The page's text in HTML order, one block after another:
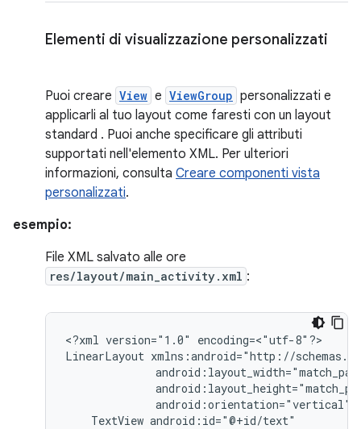
Elementi di visualizzazione personalizzati
Puoi creare View e ViewGroup personalizzati e
applicarli al tuo layout come faresti con un layout
standard . Puoi anche specificare gli attributi
supportati nell'elemento XML. Per ulteriori
informazioni, consulta Creare componenti vista
personalizzati.
esempio:
File XML salvato alle ore
res/layout/main_activity.xml :
<?xml version="1.0"
encoding=<"utf-8"?>
LinearLayout
android:orientation="vertical"
TextView